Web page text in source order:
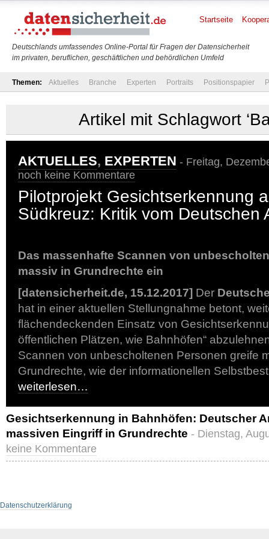
Deutschlands umfassendes Online-Portal für Fragen der Datensicherheit
im privaten, beruflichen, geschäftlichen und behördlichen Umfeld
Startseite
Themen: Aktuelles Branche Experten Portraits Positionspapier
Artikel mit Schlagwort
AKTUELLES, EXPERTEN - Freitag,
noch keine Kommentare
Pilotprojekt Gesichtserkennung
Südkreuz: Kritik vom Deutschen
Das massenhafte Scannen von
massiv in Grundrechte ein
[datensicherheit.de, 15.12.2017] Der
hat in einer aktuellen Stellungnahme betont,
flächendeckenden Einsatz von
öffentlichen Plätzen, wie Bahnhöfen“
Scannen von unbescholtenen Personen greife
Grundrechte, wie der informationellen
weiterlesen…
Gesichtserkennung in Bahnhöfen: Deutscher
massiven Eingriff in Grundrechte - Dienstag,
keine Kommentare
Datenschutzerklärung